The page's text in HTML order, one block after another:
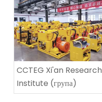
CCTEG Xi'an Research
Institute (група)